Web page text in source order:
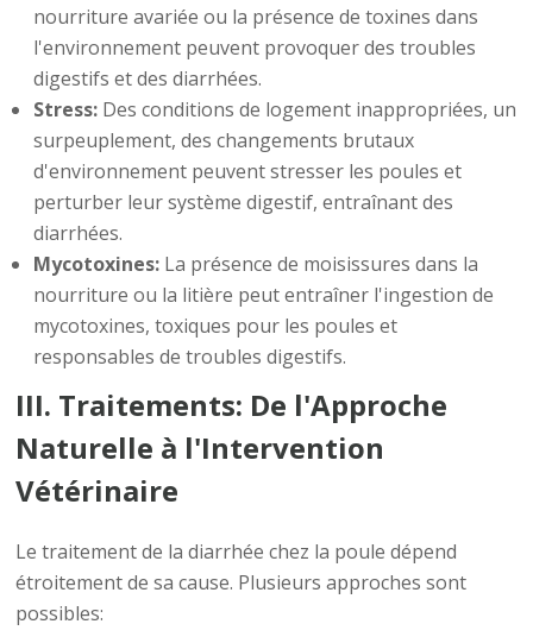
nourriture avariée ou la présence de toxines dans
l'environnement peuvent provoquer des troubles
digestifs et des diarrhées.
Stress: Des conditions de logement inappropriées, un
surpeuplement, des changements brutaux
d'environnement peuvent stresser les poules et
perturber leur système digestif, entraînant des
diarrhées.
Mycotoxines: La présence de moisissures dans la
nourriture ou la litière peut entraîner l'ingestion de
mycotoxines, toxiques pour les poules et
responsables de troubles digestifs.
III. Traitements: De l'Approche
Naturelle à l'Intervention
Vétérinaire
Le traitement de la diarrhée chez la poule dépend
étroitement de sa cause. Plusieurs approches sont
possibles: